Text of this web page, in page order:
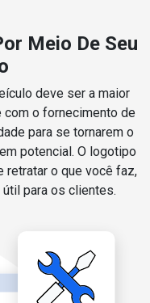
Meio De Seu
deve ser a maior
com o fornecimento de
para se tornarem o
potencial. O logotipo
retratar o que você faz,
para os clientes.